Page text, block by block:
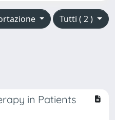
Tutti ( 2 )
in Patients